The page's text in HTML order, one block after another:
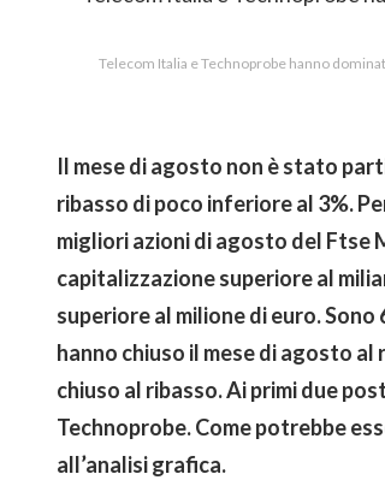
Telecom Italia e Technoprobe hanno
Il mese di agosto non è stato
ribasso di poco inferiore al 3%.
migliori azioni di agosto del Ftse
capitalizzazione superiore al
superiore al milione di euro.
hanno chiuso il mese di agosto
chiuso al ribasso. Ai primi due
Technoprobe. Come potrebbe
all’analisi grafica.